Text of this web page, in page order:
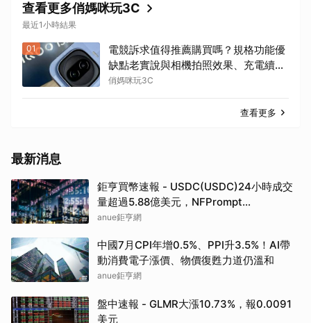
查看更多俏媽咪玩3C
最近1小時結果
01
電競訴求值得推薦購買嗎？規格功能優
缺點老實說與相機拍照效果、充電續航
效能表現評測，iQOO 15R 開箱實測心
俏媽咪玩3C
查看更多
最新消息
鉅亨買幣速報 - USDC(USDC)24小時成交
量超過5.88億美元，NFPrompt
Token(NFP)24小時漲幅達66.2%
anue鉅亨網
中國7月CPI年增0.5%、PPI升3.5%！AI帶
動消費電子漲價、物價復甦力道仍溫和
anue鉅亨網
盤中速報 - GLMR大漲10.73%，報0.0091
美元